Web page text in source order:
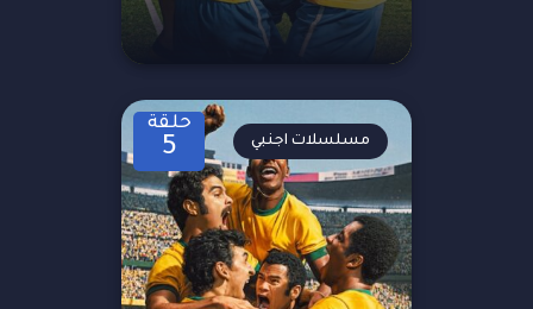
حلقة
5 مسلسلات اجنبي